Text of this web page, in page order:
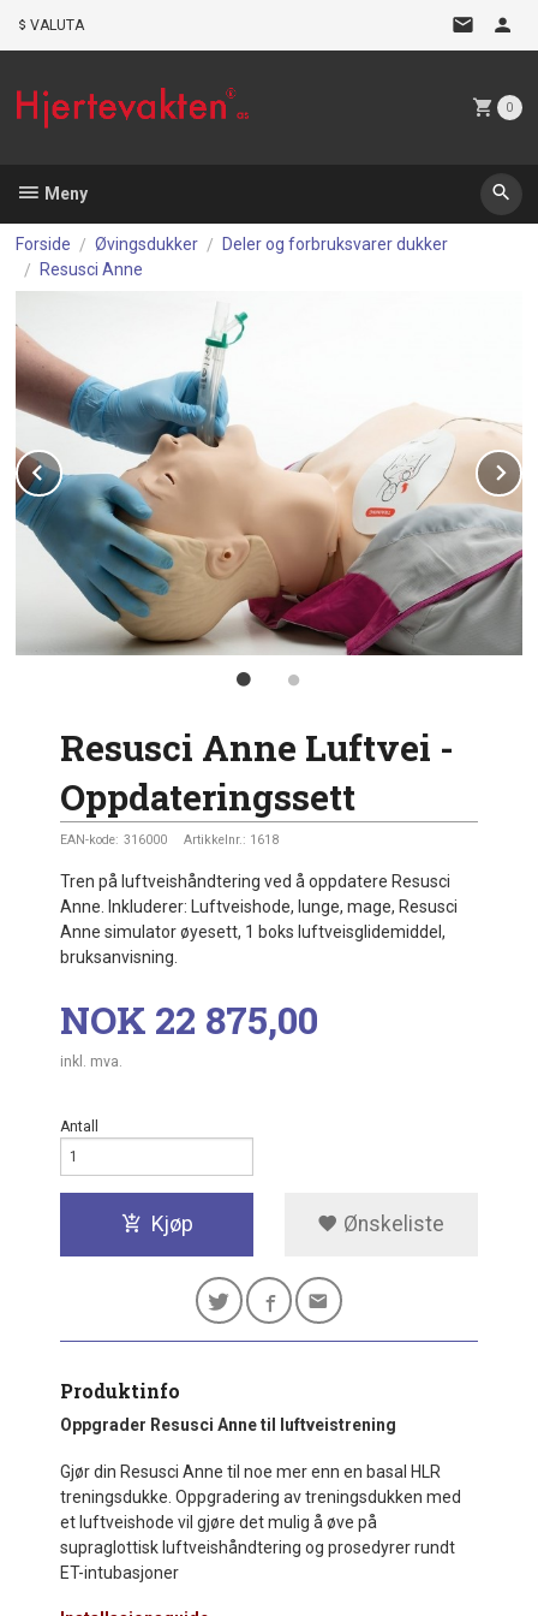
VALUTA
0
Meny
Forside Øvingsdukker
Deler og forbruksvarer dukker
Resusci Anne
Prev
Resusci Anne Luftvei -
Oppdateringssett
EAN-kode: 316000 Artikkelnr.: 1618
Tren på luftveishåndtering ved å oppdatere Resusci
Anne. Inkluderer: Luftveishode, lunge, mage, Resusci
Anne simulator øyesett, 1 boks luftveisglidemiddel,
bruksanvisning.
Pris
NOK 22 875,00
inkl. mva.
Antall
Kjøp Ønskeliste
Produktinfo
Oppgrader Resusci Anne til luftveistrening
Gjør din Resusci Anne til noe mer enn en basal HLR
treningsdukke. Oppgradering av treningsdukken med
et luftveishode vil gjøre det mulig å øve på
supraglottisk luftveishåndtering og prosedyrer rundt
ET-intubasjoner